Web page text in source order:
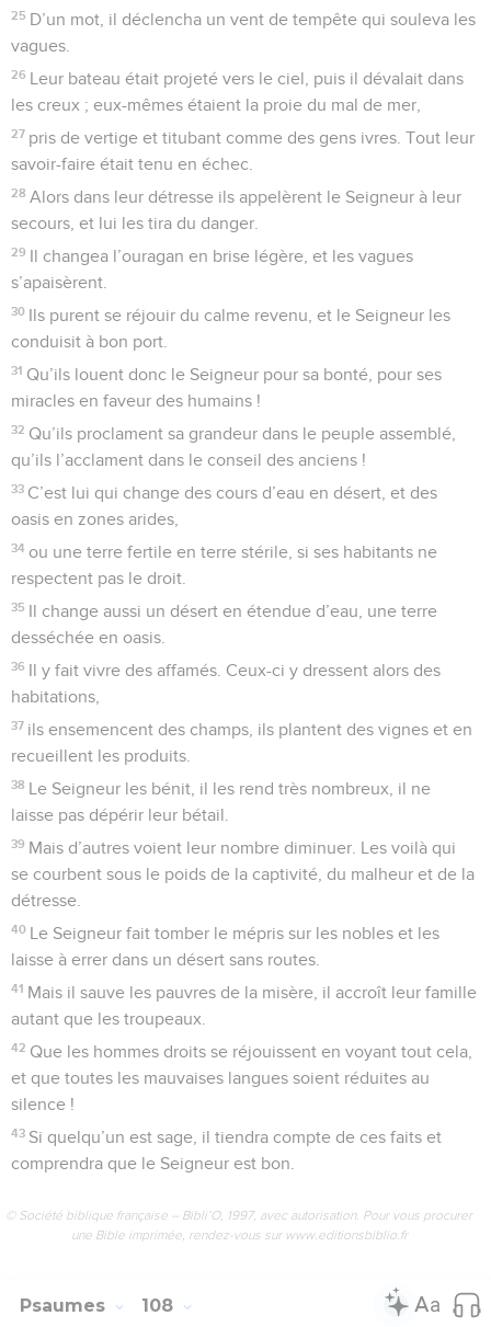
25 D’un mot, il déclencha un vent de tempête qui souleva les
vagues.
26 Leur bateau était projeté vers le ciel, puis il dévalait dans
les creux ; eux-mêmes étaient la proie du mal de mer,
27 pris de vertige et titubant comme des gens ivres. Tout leur
savoir-faire était tenu en échec.
28 Alors dans leur détresse ils appelèrent le Seigneur à leur
secours, et lui les tira du danger.
29 Il changea l’ouragan en brise légère, et les vagues
s’apaisèrent.
30 Ils purent se réjouir du calme revenu, et le Seigneur les
conduisit à bon port.
31 Qu’ils louent donc le Seigneur pour sa bonté, pour ses
miracles en faveur des humains !
32 Qu’ils proclament sa grandeur dans le peuple assemblé,
qu’ils l’acclament dans le conseil des anciens !
33 C’est lui qui change des cours d’eau en désert, et des
oasis en zones arides,
34 ou une terre fertile en terre stérile, si ses habitants ne
respectent pas le droit.
35 Il change aussi un désert en étendue d’eau, une terre
desséchée en oasis.
36 Il y fait vivre des affamés. Ceux-ci y dressent alors des
habitations,
37 ils ensemencent des champs, ils plantent des vignes et en
recueillent les produits.
38 Le Seigneur les bénit, il les rend très nombreux, il ne
laisse pas dépérir leur bétail.
39 Mais d’autres voient leur nombre diminuer. Les voilà qui
se courbent sous le poids de la captivité, du malheur et de la
détresse.
40 Le Seigneur fait tomber le mépris sur les nobles et les
laisse à errer dans un désert sans routes.
41 Mais il sauve les pauvres de la misère, il accroît leur famille
autant que les troupeaux.
42 Que les hommes droits se réjouissent en voyant tout cela,
et que toutes les mauvaises langues soient réduites au
silence !
43 Si quelqu’un est sage, il tiendra compte de ces faits et
comprendra que le Seigneur est bon.
© Société biblique française – Bibli’O, 1997, avec autorisation. Pour vous procurer
une Bible imprimée, rendez-vous sur www.editionsbiblio.fr
Psaumes 108